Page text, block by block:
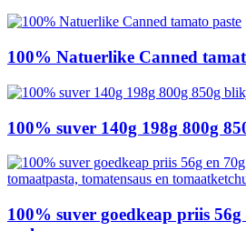
100% Natuerlike Canned
100% suver 140g 198g 800g
100% suver goedkeap priis